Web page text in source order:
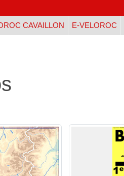
CAVAILLON E-VELOROC